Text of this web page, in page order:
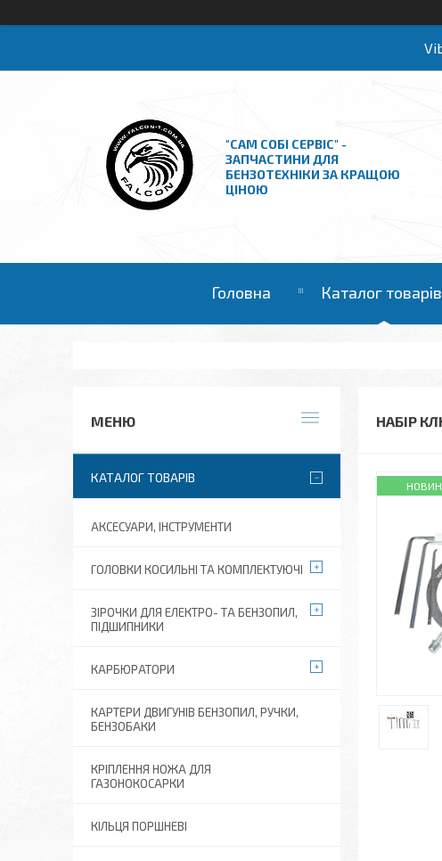
"САМ СОБІ СЕРВІС" -
ЗАПЧАСТИНИ ДЛЯ
БЕНЗОТЕХНІКИ ЗА КРАЩОЮ
ЦІНОЮ
Головна Каталог товарів
НАБІР
КАТАЛОГ ТОВАРІВ
АКСЕСУАРИ, ІНСТРУМЕНТИ
ГОЛОВКИ КОСИЛЬНІ ТА КОМПЛЕКТУЮЧІ
ЗІРОЧКИ ДЛЯ ЕЛЕКТРО- ТА БЕНЗОПИЛ,
ПІДШИПНИКИ
КАРБЮРАТОРИ
КАРТЕРИ ДВИГУНІВ БЕНЗОПИЛ, РУЧКИ,
БЕНЗОБАКИ
КРІПЛЕННЯ НОЖА ДЛЯ
ГАЗОНОКОСАРКИ
КІЛЬЦЯ ПОРШНЕВІ